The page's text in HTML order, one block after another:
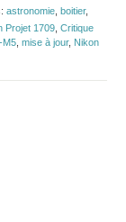
astronomie boitier,
Projet 1709 Critique
M5 mise à jour, Nikon